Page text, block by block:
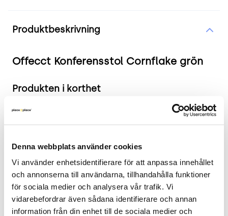
Denna webbplats använder cookies
Vi använder enhetsidentifierare för att anpassa innehållet
och annonserna till användarna, tillhandahålla funktioner
för sociala medier och analysera vår trafik. Vi
vidarebefordrar även sådana identifierare och annan
information från din enhet till de sociala medier och
Produktbeskrivning
Offecct Konferensstol Cornflake grön
Produkten i korthet
Färg och material: Grönmönstrad klädsel med
Sitthöjd: 45 cm.
Skick: 4/5
2 års garanti
Mer om produkten